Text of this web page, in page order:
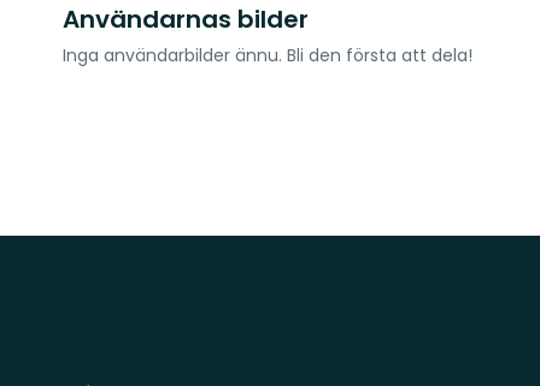
Användarnas bilder
Inga användarbilder ännu. Bli den första att dela!